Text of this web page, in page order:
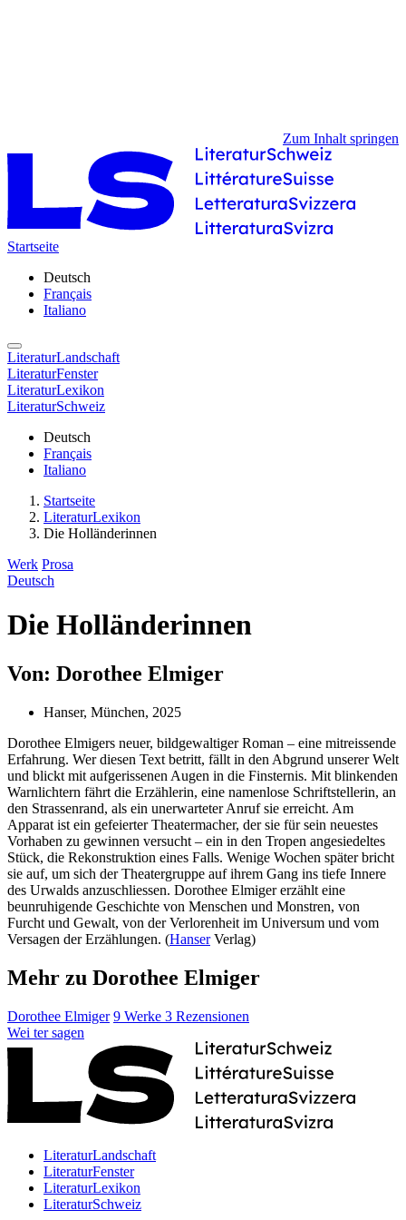
Zum Inhalt springen
Startseite
Deutsch
Français
Italiano
LiteraturLandschaft
LiteraturFenster
LiteraturLexikon
LiteraturSchweiz
Deutsch
Français
Italiano
Startseite
LiteraturLexikon
Die Holländerinnen
Werk Prosa
Deutsch
Die Holländerinnen
Von: Dorothee Elmiger
Hanser, München, 2025
Dorothee Elmigers neuer, bildgewaltiger Roman – eine mitreissende
Erfahrung. Wer diesen Text betritt, fällt in den Abgrund unserer Welt
und blickt mit aufgerissenen Augen in die Finsternis. Mit blinkenden
Warnlichtern fährt die Erzählerin, eine namenlose Schriftstellerin, an
den Strassenrand, als ein unerwarteter Anruf sie erreicht. Am
Apparat ist ein gefeierter Theatermacher, der sie für sein neuestes
Vorhaben zu gewinnen versucht – ein in den Tropen angesiedeltes
Stück, die Rekonstruktion eines Falls. Wenige Wochen später bricht
sie auf, um sich der Theatergruppe auf ihrem Gang ins tiefe Innere
des Urwalds anzuschliessen. Dorothee Elmiger erzählt eine
beunruhigende Geschichte von Menschen und Monstren, von
Furcht und Gewalt, von der Verlorenheit im Universum und vom
Versagen der Erzählungen. (HanserVerlag)
Mehr zu Dorothee Elmiger
Dorothee Elmiger 9 Werke 3 Rezensionen
Wei ter sagen
LiteraturLandschaft
LiteraturFenster
LiteraturLexikon
LiteraturSchweiz